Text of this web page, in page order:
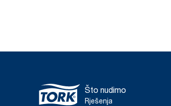
Što nudimo
Rješenja